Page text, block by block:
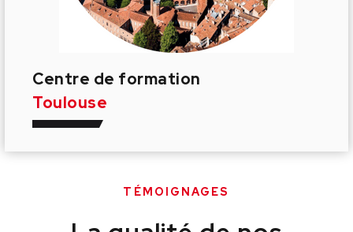
Centre de formation
Toulouse
TÉMOIGNAGES